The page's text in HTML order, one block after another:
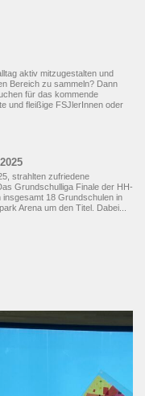
aktiv mitzugestalten und
Bereich zu sammeln? Dann
für das kommende
und fleißige FSJlerInnen oder
strahlten zufriedene
Grundschulliga Finale der HH-
18 Grundschulen in
Arena um den Titel. Dabei...